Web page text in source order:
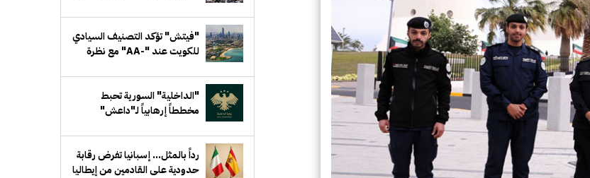
"فيتش" تؤكد التصنيف السيادي
للكويت عند "-AA" مع نظرة
"الداخلية" السورية تحبط
مخططاً إرهابياً لـ"داعش"
دمشق
رداً بالمثل... إسبانيا تفرض رقابة
حدودية على القادمين من إيطاليا